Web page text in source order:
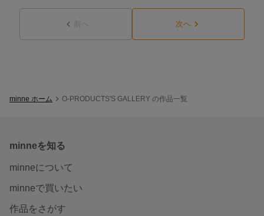
前へ 次へ
minne ホーム O-PRODUCTS'S GALLERY の作品一覧
minneを知る
minneについて
minneで買いたい
作品をさがす